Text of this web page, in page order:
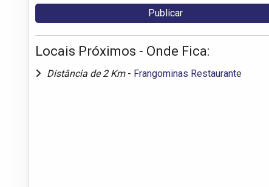
Locais Próximos - Onde Fica:
Distância de 2 Km - Frangominas Restaurante